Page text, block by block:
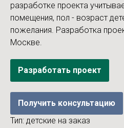
разработке проекта
помещения, пол - возраст
пожелания. Разработка
Москве.
Разработать проект
Получить консультацию
Тип: детские на заказ